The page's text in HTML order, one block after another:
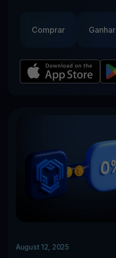
Comprar Ganhar
August 12, 2025